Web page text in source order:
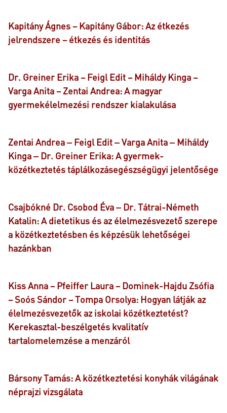
Kapitány Ágnes – Kapitány Gábor: Az étkezés
jelrendszere – étkezés és identitás
Dr. Greiner Erika – Feigl Edit – Miháldy Kinga –
Varga Anita – Zentai Andrea: A magyar
gyermekélelmezési rendszer kialakulása
Zentai Andrea ‒ Feigl Edit ‒ Varga Anita ‒ Miháldy
Kinga ‒ Dr. Greiner Erika: A gyermek-
közétkeztetés táplálkozásegészségügyi jelentősége
Csajbókné Dr. Csobod Éva ‒ Dr. Tátrai-Németh
Katalin: A dietetikus és az élelmezésvezető szerepe
a közétkeztetésben és képzésük lehetőségei
hazánkban
Kiss Anna – Pfeiffer Laura – Dominek-Hajdu Zsófia
– Soós Sándor – Tompa Orsolya: Hogyan látják az
élelmezésvezetők az iskolai közétkeztetést?
Kerekasztal-beszélgetés kvalitatív
tartalomelemzése a menzáról
Bársony Tamás: A közétkeztetési konyhák világának
néprajzi vizsgálata